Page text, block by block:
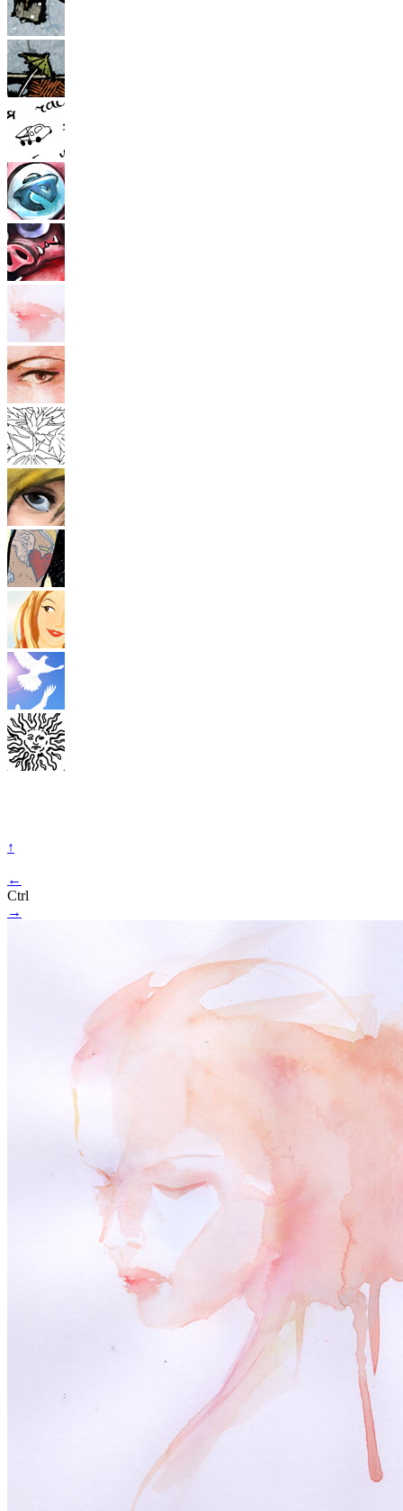
↑
←
Ctrl
→